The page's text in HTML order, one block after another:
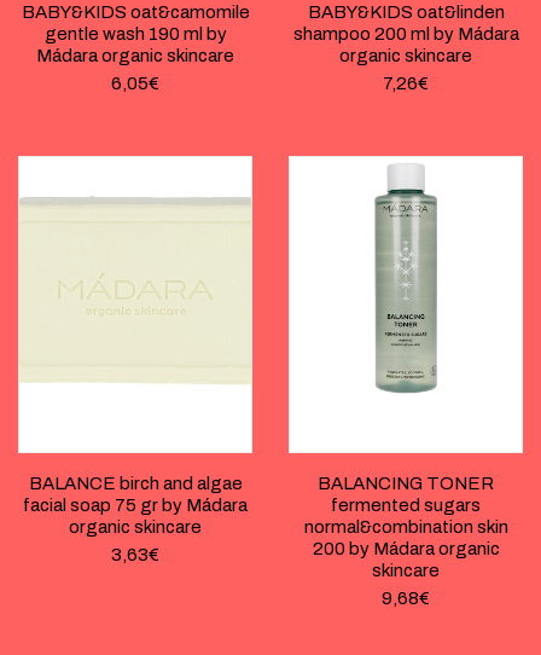
BABY&KIDS oat&camomile
gentle wash 190 ml by
Mádara organic skincare
6,05€
BABY&KIDS oat&linden
shampoo 200 ml by Mádara
organic skincare
7,26€
BALANCE birch and algae
facial soap 75 gr by Mádara
organic skincare
3,63€
BALANCING TONER
fermented sugars
normal&combination skin
200 by Mádara organic
skincare
9,68€